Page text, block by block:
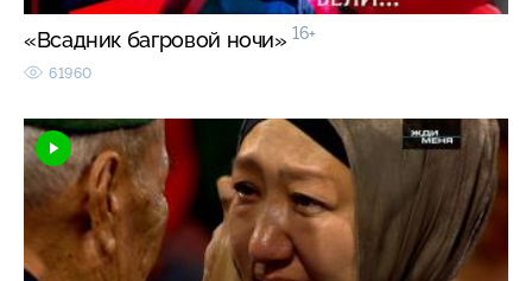
«Всадник багровой ночи» 16+
61960